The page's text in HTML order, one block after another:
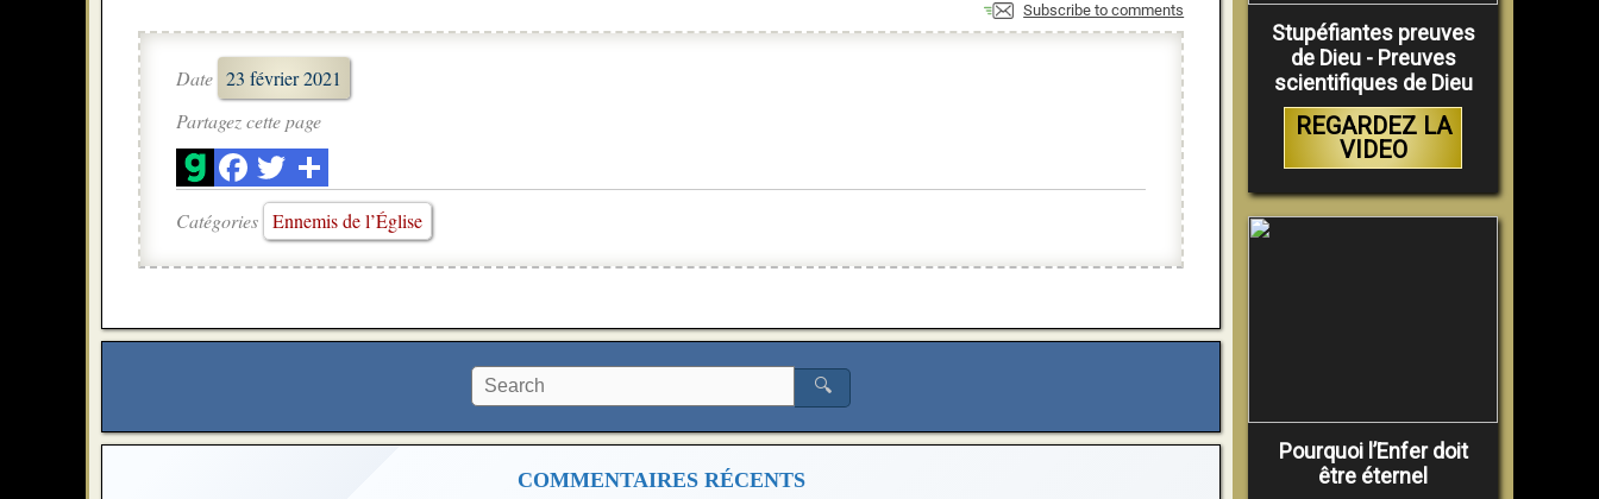
Subscribe to comments
Date 23 février 2021
Partagez cette page
Catégories Ennemis de l’Église
🔍
COMMENTAIRES RÉCENTS
Stupéfiantes preuves
de Dieu - Preuves
scientifiques de Dieu
REGARDEZ LA
VIDEO
Pourquoi l’Enfer doit
être éternel